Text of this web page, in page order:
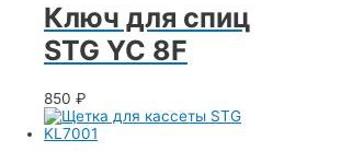
Ключ для спиц
STG YC 8F
850 ₽